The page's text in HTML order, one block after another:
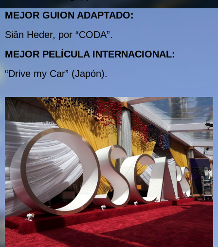
MEJOR GUION ADAPTADO:
Siân Heder, por “CODA”.
MEJOR PELÍCULA INTERNACIONAL:
“Drive my Car” (Japón).